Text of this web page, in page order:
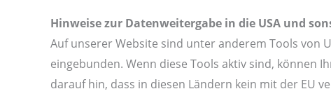
Hinweise zur Datenweitergabe in die USA und
Auf unserer Website sind unter anderem Tools von
eingebunden. Wenn diese Tools aktiv sind, können
darauf hin, dass in diesen Ländern kein mit der EU